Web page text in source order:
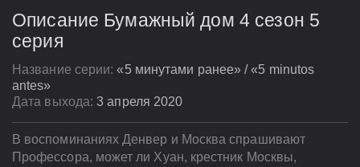
Описание Бумажный дом 4 сезон 5
серия
Название серии:«5 минутами ранее» / «5 minutos
antes»
Дата выхода:3 апреля 2020
В воспоминаниях Денвер и Москва спрашивают
Профессора, может ли Хуан, крестник Москвы,